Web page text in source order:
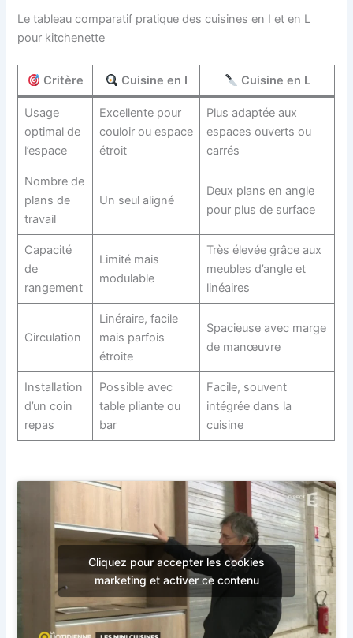
Le tableau comparatif pratique des cuisines en I et en L
pour kitchenette
Critère Cuisine en I Cuisine en L
Usage
optimal de
l’espace
Excellente pour
couloir ou espace
étroit
Plus adaptée aux
espaces ouverts ou
carrés
Nombre de
plans de
travail
Un seul aligné
Deux plans en angle
pour plus de surface
Capacité
de
rangement
Limité mais
modulable
Très élevée grâce aux
meubles d’angle et
linéaires
Circulation
Linéraire, facile
mais parfois
étroite
Spacieuse avec marge
de manœuvre
Installation
d’un coin
repas
Possible avec
table pliante ou
bar
Facile, souvent
intégrée dans la
cuisine
Cliquez pour accepter les cookies
marketing et activer ce contenu